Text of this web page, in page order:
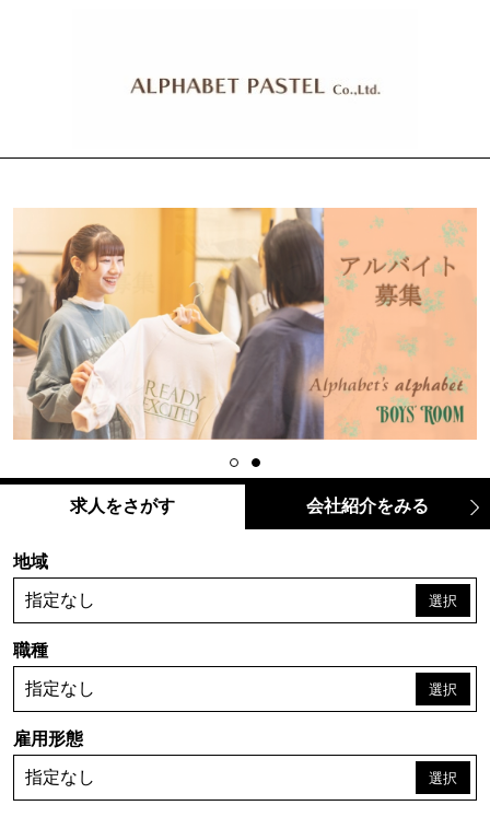
求人をさがす 会社紹介をみる
地域
指定なし
職種
指定なし
雇用形態
指定なし